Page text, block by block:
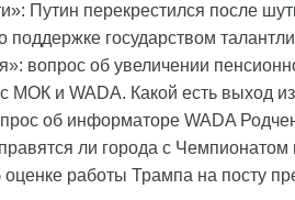
Путин перекрестился после
государством
вопрос об увеличении
МОК и WADA. Какой есть выход
об информаторе WADA
ли города с
работы Трампа на посту